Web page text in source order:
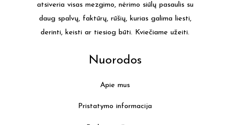
atsiveria visas mezgimo, nėrimo siūlų pasaulis su
daug spalvų, faktūrų, rūšių, kurias galima liesti,
derinti, keisti ar tiesiog būti. Kviečiame užeiti.
Nuorodos
Apie mus
Pristatymo informacija